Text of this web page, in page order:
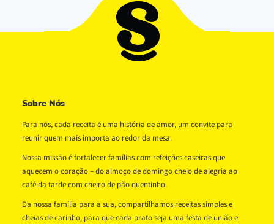
Sobre Nós
Para nós, cada receita é uma história de amor, um convite para
reunir quem mais importa ao redor da mesa.
Nossa missão é fortalecer famílias com refeições caseiras que
aquecem o coração – do almoço de domingo cheio de alegria ao
café da tarde com cheiro de pão quentinho.
Da nossa família para a sua, compartilhamos receitas simples e
cheias de carinho, para que cada prato seja uma festa de união e